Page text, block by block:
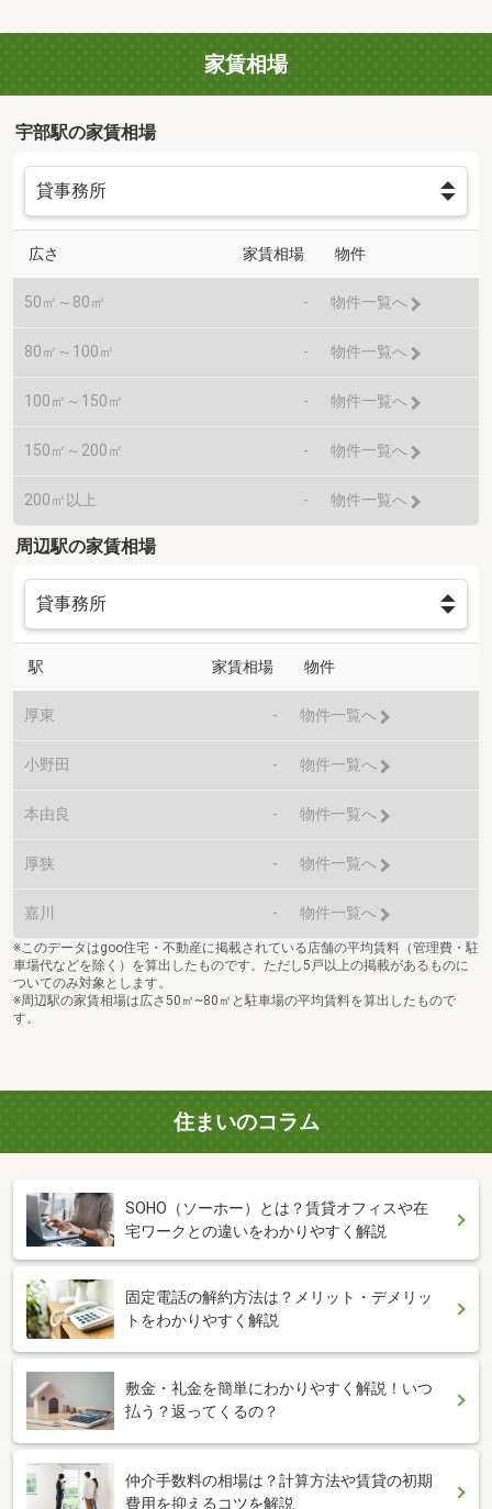
家賃相場
宇部駅の家賃相場
広さ 家賃相場 物件
50㎡～80㎡ - 物件一覧へ
80㎡～100㎡ - 物件一覧へ
100㎡～150㎡ - 物件一覧へ
150㎡～200㎡ - 物件一覧へ
200㎡以上 - 物件一覧へ
周辺駅の家賃相場
駅 家賃相場 物件
厚東 - 物件一覧へ
小野田 - 物件一覧へ
本由良 - 物件一覧へ
厚狭 - 物件一覧へ
嘉川 - 物件一覧へ
※このデータはgoo住宅・不動産に掲載されている店舗の平均賃料（管理費・駐
車場代などを除く）を算出したものです。ただし5戸以上の掲載があるものに
ついてのみ対象とします。
※周辺駅の家賃相場は広さ50㎡~80㎡と駐車場の平均賃料を算出したもので
す。
住まいのコラム
SOHO（ソーホー）とは？賃貸オフィスや在
宅ワークとの違いをわかりやすく解説
固定電話の解約方法は？メリット・デメリッ
トをわかりやすく解説
敷金・礼金を簡単にわかりやすく解説！いつ
払う？返ってくるの？
仲介手数料の相場は？計算方法や賃貸の初期
費用を抑えるコツを解説